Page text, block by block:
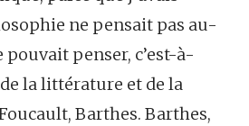
ne pensait pas au-
pouvait penser, c’est-à-
la littérature et de la
Barthes. Barthes,